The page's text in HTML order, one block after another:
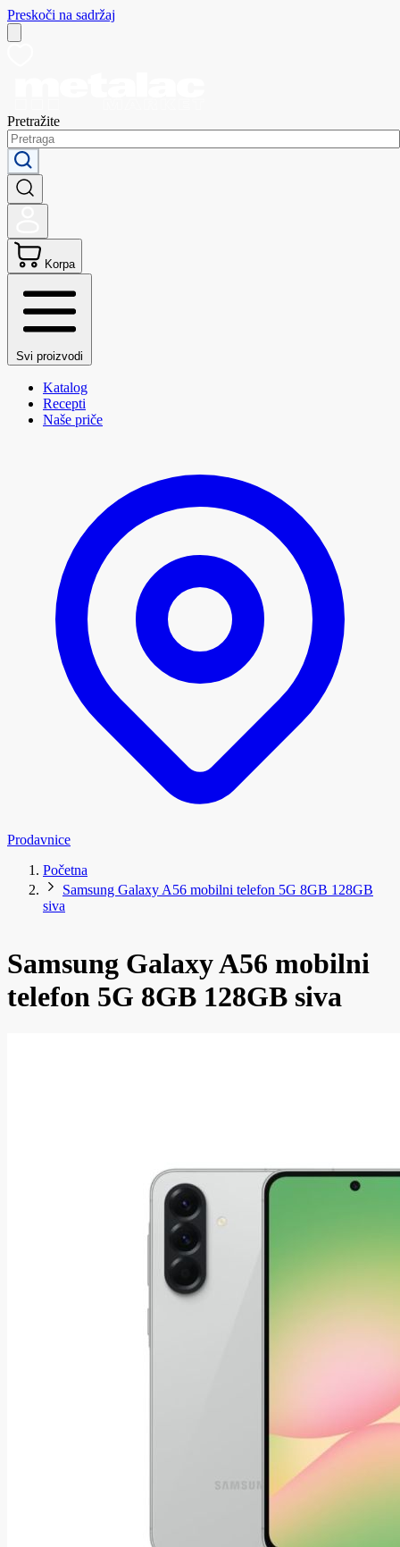
Preskoči na sadržaj
Pretražite
Korpa
Svi proizvodi
Katalog
Recepti
Naše priče
Prodavnice
Početna
Samsung Galaxy A56 mobilni telefon 5G 8GB 128GB
siva
Samsung Galaxy A56 mobilni
telefon 5G 8GB 128GB siva